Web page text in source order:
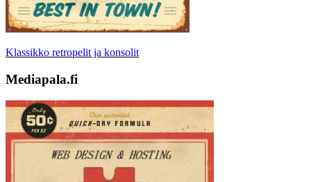
Klassikko retropelit ja konsolit
Mediapala.fi